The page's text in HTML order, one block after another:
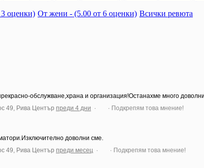
оценки) От жени - (5.00 от 6 оценки) Всички ревюта
обслужване,храна и организация!Останахме много
49, Рива Център преди 4 дни · · Подкрепям това мнение!
доволни сме.
49, Рива Център преди месец · · Подкрепям това мнение!